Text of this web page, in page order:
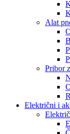
Alat
Pribor
Električni i